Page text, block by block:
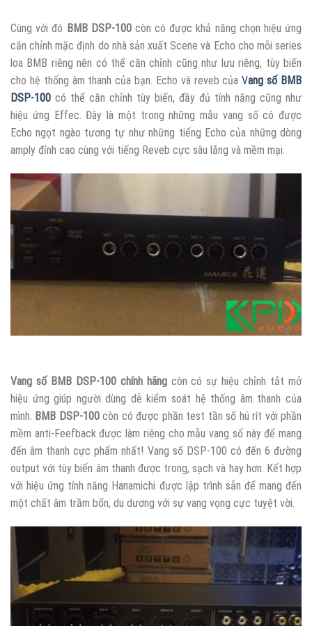
Cùng với đó BMB DSP-100còn có được khả năng chọn hiệu ứng
căn chỉnh mặc định do nhà sản xuất Scene và Echo cho mỗi series
loa BMB riêng nên có thể căn chỉnh cũng như lưu riêng, tùy biến
cho hệ thống âm thanh của bạn. Echo và reveb củaVang số BMB
DSP-100 có thể căn chỉnh tùy biến, đầy đủ tính năng cũng như
hiệu ứng Effec. Đây là một trong những mẫu vang số có được
Echo ngọt ngào tương tự như những tiếng Echo của những dòng
amply đỉnh cao cùng với tiếng Reveb cực sâu lắng và mềm mại.
Vang số BMB DSP-100 chính hãngcòn có sự hiệu chỉnh tắt mở
hiệu ứng giúp người dùng dễ kiểm soát hệ thống âm thanh của
mình. BMB DSP-100còn có được phần test tần số hú rít với phần
mềm anti-Feefback được làm riêng cho mẫu vang số này để mang
đến âm thanh cực phẩm nhất! Vang số DSP-100 có đến 6 đường
output với tùy biến âm thanh được trong, sạch và hay hơn. Kết hợp
với hiệu ứng tính năng Hanamichi được lập trình sẵn để mang đến
một chất âm trầm bổn, du dương với sự vang vọng cực tuyệt vời.